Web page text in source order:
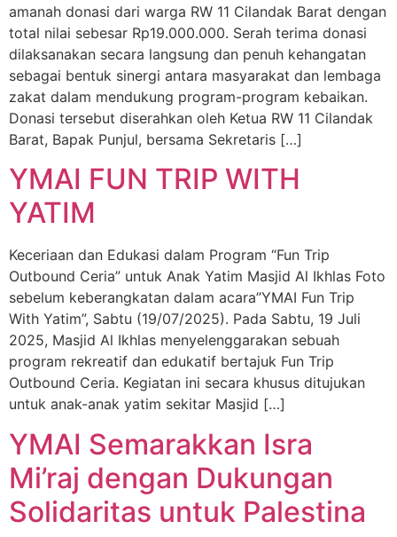
amanah donasi dari warga RW 11 Cilandak Barat dengan
total nilai sebesar Rp19.000.000. Serah terima donasi
dilaksanakan secara langsung dan penuh kehangatan
sebagai bentuk sinergi antara masyarakat dan lembaga
zakat dalam mendukung program-program kebaikan.
Donasi tersebut diserahkan oleh Ketua RW 11 Cilandak
Barat, Bapak Punjul, bersama Sekretaris […]
YMAI FUN TRIP WITH
YATIM
Keceriaan dan Edukasi dalam Program “Fun Trip
Outbound Ceria” untuk Anak Yatim Masjid Al Ikhlas Foto
sebelum keberangkatan dalam acara”YMAI Fun Trip
With Yatim”, Sabtu (19/07/2025). Pada Sabtu, 19 Juli
2025, Masjid Al Ikhlas menyelenggarakan sebuah
program rekreatif dan edukatif bertajuk Fun Trip
Outbound Ceria. Kegiatan ini secara khusus ditujukan
untuk anak-anak yatim sekitar Masjid […]
YMAI Semarakkan Isra
Mi’raj dengan Dukungan
Solidaritas untuk Palestina